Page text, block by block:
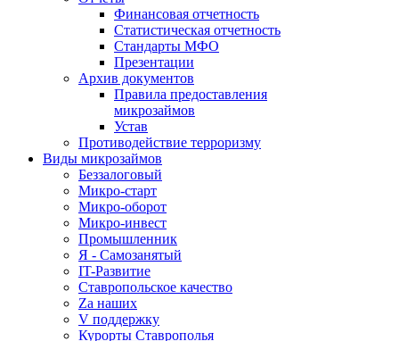
Финансовая отчетность
Статистическая отчетность
Стандарты МФО
Презентации
Архив документов
Правила предоставления
микрозаймов
Устав
Противодействие терроризму
Виды микрозаймов
Беззалоговый
Микро-старт
Микро-оборот
Микро-инвест
Промышленник
Я - Самозанятый
IT-Развитие
Ставропольское качество
Za наших
V поддержку
Курорты Ставрополья